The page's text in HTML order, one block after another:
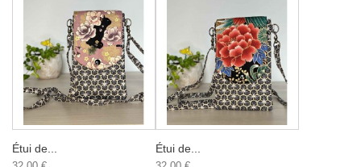
Étui de... Étui de...